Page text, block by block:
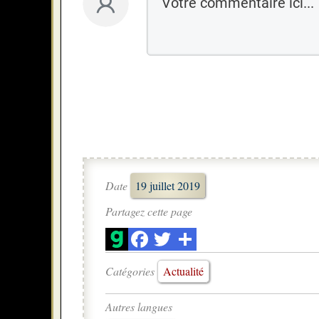
Date
19 juillet 2019
Partagez cette page
Catégories Actualité
Autres langues